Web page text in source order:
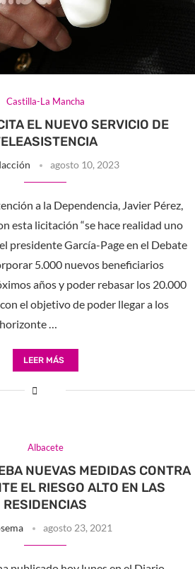
Castilla-La Mancha
EL NUEVO SERVICIO DE
agosto 10, 2023
a la Dependencia, Javier Pérez,
esta licitación “se hace realidad uno
presidente García-Page en el Debate
5.000 nuevos beneficiarios
años y poder rebasar los 20.000
el objetivo de poder llegar a los
…
LEER MÁS
Albacete
NUEVAS MEDIDAS CONTRA
EL RIESGO ALTO EN LAS
RESIDENCIAS
agosto 23, 2021